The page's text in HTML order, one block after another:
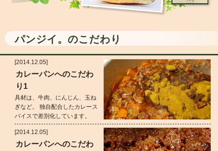
パンジイ。のこだわり
[2014.12.05]
カレーパンへのこだわ
り1
具材は、牛肉、にんじん、玉ね
ぎなど。 独自配合したカレース
パイスで差別化しています。
[2014.12.05]
カレーパンへのこだわ